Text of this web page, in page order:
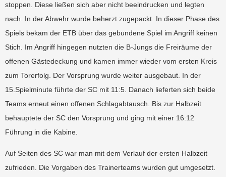
stoppen. Diese ließen sich aber nicht beeindrucken und legten
nach. In der Abwehr wurde beherzt zugepackt. In dieser Phase des
Spiels bekam der ETB über das gebundene Spiel im Angriff keinen
Stich. Im Angriff hingegen nutzten die B-Jungs die Freiräume der
offenen Gästedeckung und kamen immer wieder vom ersten Kreis
zum Torerfolg. Der Vorsprung wurde weiter ausgebaut. In der
15.Spielminute führte der SC mit 11:5. Danach lieferten sich beide
Teams erneut einen offenen Schlagabtausch. Bis zur Halbzeit
behauptete der SC den Vorsprung und ging mit einer 16:12
Führung in die Kabine.
Auf Seiten des SC war man mit dem Verlauf der ersten Halbzeit
zufrieden. Die Vorgaben des Trainerteams wurden gut umgesetzt.